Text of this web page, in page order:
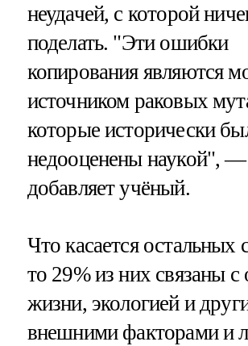
неудачей, с которой
поделать. "Эти ошибки
копирования являются
источником раковых
которые исторически
недооценены наукой", —
добавляет учёный.
Что касается остальных
то 29% из них связаны с
жизни, экологией и
внешними факторами и